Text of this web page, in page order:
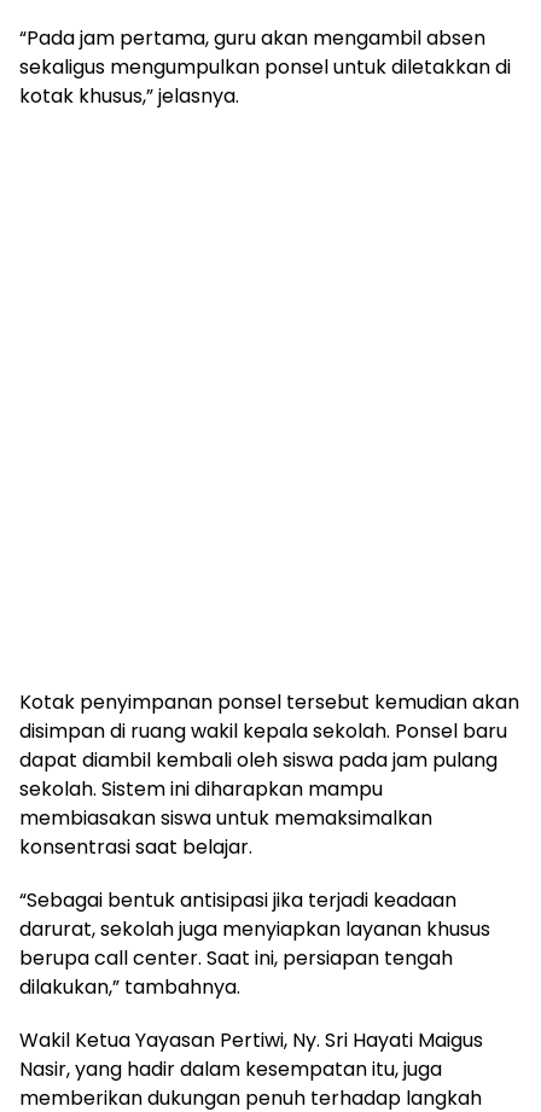
“Pada jam pertama, guru akan mengambil absen
sekaligus mengumpulkan ponsel untuk diletakkan di
kotak khusus,” jelasnya.
Kotak penyimpanan ponsel tersebut kemudian akan
disimpan di ruang wakil kepala sekolah. Ponsel baru
dapat diambil kembali oleh siswa pada jam pulang
sekolah. Sistem ini diharapkan mampu
membiasakan siswa untuk memaksimalkan
konsentrasi saat belajar.
“Sebagai bentuk antisipasi jika terjadi keadaan
darurat, sekolah juga menyiapkan layanan khusus
berupa call center. Saat ini, persiapan tengah
dilakukan,” tambahnya.
Wakil Ketua Yayasan Pertiwi, Ny. Sri Hayati Maigus
Nasir, yang hadir dalam kesempatan itu, juga
memberikan dukungan penuh terhadap langkah